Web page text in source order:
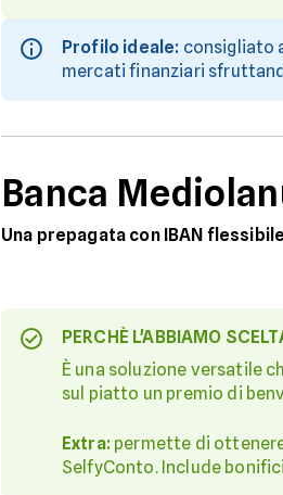
Profilo ideale: consigliato
mercati finanziari
Banca
Una prepagata con IBAN
PERCHÈ L'ABBIAMO
È una soluzione versatile
sul piatto un premio di
Extra:permette di
SelfyConto. Include